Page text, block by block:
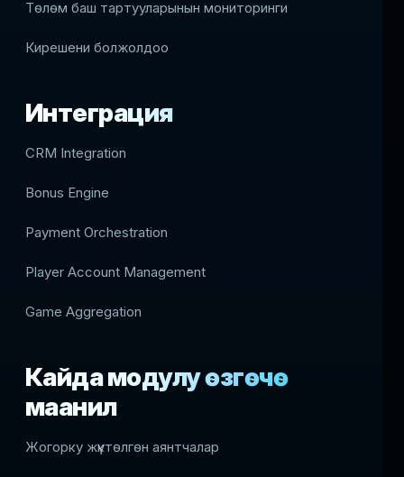
Төлөм баш тартууларынын мониторинги
Кирешени болжолдоо
Интеграция
CRM Integration
Bonus Engine
Payment Orchestration
Player Account Management
Game Aggregation
Кайда модулу өзгөчө
маанилүү
Жогорку жүктөлгөн аянтчалар